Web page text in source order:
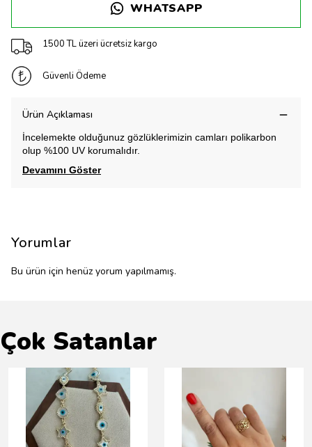
WHATSAPP
1500 TL üzeri ücretsiz kargo
Güvenli Ödeme
Ürün Açıklaması
İncelemekte olduğunuz gözlüklerimizin camları polikarbon
olup %100 UV korumalıdır.
Devamını Göster
Yorumlar
Bu ürün için henüz yorum yapılmamış.
Çok Satanlar